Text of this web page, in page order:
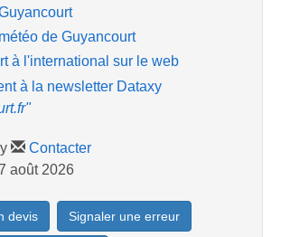
de Guyancourt
à l'international sur le web
à la newsletter Dataxy
Contacter
août 2026
devis Signaler une erreur